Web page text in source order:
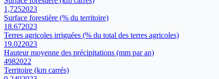
1,7252023
Surface forestière (% du territoire)
18.672023
Terres agricoles irriguées (% du total des terres agricoles)
19.022023
Hauteur moyenne des précipitations (mm par an)
4982022
Territoire (km carrés)